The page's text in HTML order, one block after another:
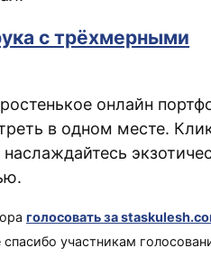
с трёхмерными
онлайн
в одном месте.
голосовать за
участникам